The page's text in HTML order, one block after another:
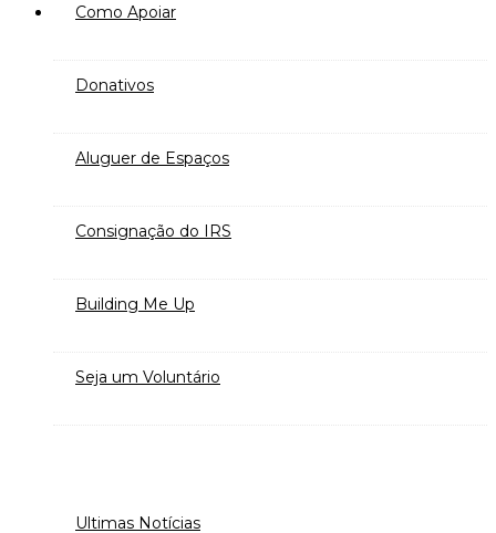
Como Apoiar
Donativos
Aluguer de Espaços
Consignação do IRS
Building Me Up
Seja um Voluntário
Ultimas Notícias